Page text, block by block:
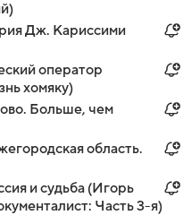
Дж. Кариссими
оператор
хомяку)
Больше, чем
область.
и судьба (Игорь
Часть 3-я)